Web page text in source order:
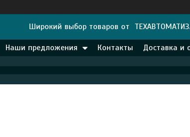
Широкий выбор товаров от
Наши предложения Контакты Доставка и